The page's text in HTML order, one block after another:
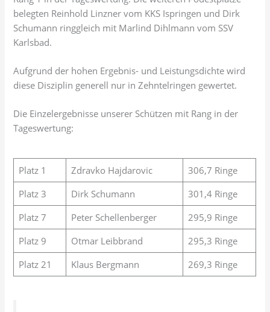
belegten Reinhold Linzner vom KKS Ispringen und Dirk
Schumann ringgleich mit Marlind Dihlmann vom SSV
Karlsbad.
Aufgrund der hohen Ergebnis- und Leistungsdichte wird
diese Disziplin generell nur in Zehntelringen gewertet.
Die Einzelergebnisse unserer Schützen mit Rang in der
Tageswertung:
Platz 1 Zdravko Hajdarovic
306,7 Ringe
Platz 3
Dirk Schumann
301,4 Ringe
Platz 7
Peter Schellenberger
295,9 Ringe
Platz 9
Otmar Leibbrand
295,3 Ringe
Platz 21
Klaus Bergmann 269,3 Ringe